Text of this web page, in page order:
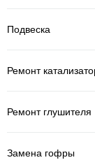
Подвеска
Ремонт
Ремонт глушителя
Замена гофры